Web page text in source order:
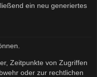
ein neu generiertes
Zeitpunkte von Zugriffen
oder zur rechtlichen